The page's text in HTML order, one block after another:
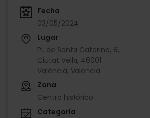
Fecha
03/05/2024
Lugar
Pl. de Santa Caterina, 8,
Ciutat Vella, 46001
València, Valencia
Zona
Centro histórico
Categoría